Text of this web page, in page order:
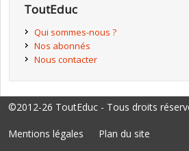
ToutEduc
Qui sommes-nous ?
Nos abonnés
Nous contacter
©2012-26 ToutEduc - Tous droits
Mentions légales Plan du site